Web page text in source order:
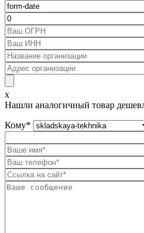
x
Нашли аналогичный товар
Кому*